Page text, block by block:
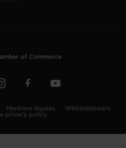
of Commerce
Mentions légales
Whistleblowers
privacy policy